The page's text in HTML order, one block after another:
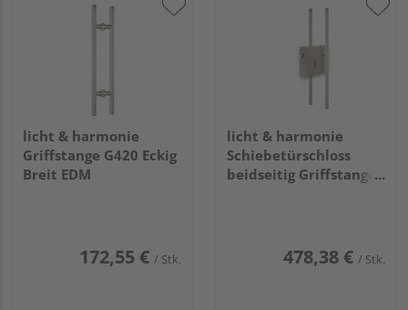
licht & harmonie
Griffstange G420 Eckig
Breit EDM
172,55 € / Stk.
licht & harmonie
Schiebetürschloss
beidseitig Griffstange
478,38 € / Stk.